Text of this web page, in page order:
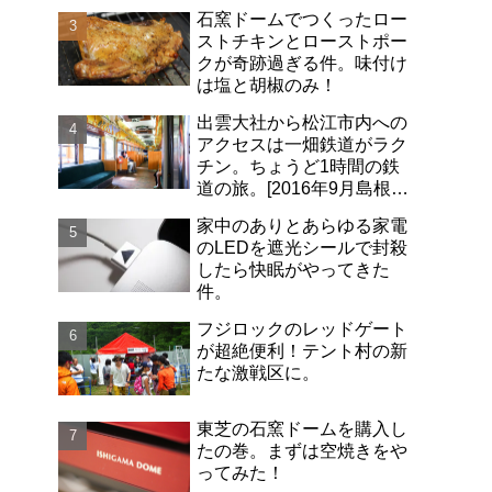
石窯ドームでつくったロー
ストチキンとローストポー
クが奇跡過ぎる件。味付け
は塩と胡椒のみ！
出雲大社から松江市内への
アクセスは一畑鉄道がラク
チン。ちょうど1時間の鉄
道の旅。[2016年9月島根旅
家中のありとあらゆる家電
のLEDを遮光シールで封殺
したら快眠がやってきた
件。
フジロックのレッドゲート
が超絶便利！テント村の新
たな激戦区に。
東芝の石窯ドームを購入し
たの巻。まずは空焼きをや
ってみた！